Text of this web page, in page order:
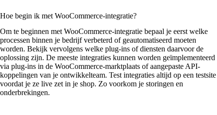
Hoe begin ik met WooCommerce-integratie?
Om te beginnen met WooCommerce-integratie bepaal je eerst welke
processen binnen je bedrijf verbeterd of geautomatiseerd moeten
worden. Bekijk vervolgens welke plug-ins of diensten daarvoor de
oplossing zijn. De meeste integraties kunnen worden geïmplementeerd
via plug-ins in de WooCommerce-marktplaats of aangepaste API-
koppelingen van je ontwikkelteam. Test integraties altijd op een testsite
voordat je ze live zet in je shop. Zo voorkom je storingen en
onderbrekingen.